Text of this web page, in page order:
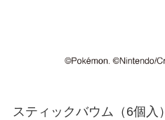
スティックバウム（6個入）